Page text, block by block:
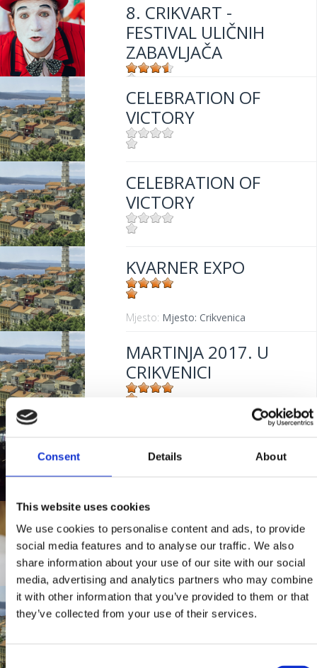
Consent Details About
This website uses cookies
We use cookies to personalise content and ads, to provide
social media features and to analyse our traffic. We also
share information about your use of our site with our social
media, advertising and analytics partners who may combine
it with other information that you’ve provided to them or that
they’ve collected from your use of their services.
Consent
Mjesto:Mjesto: Crikvenica
8. CRIKVART -
FESTIVAL ULIČNIH
ZABAVLJAČA
Mjesto:Mjesto: Crikvenica
CELEBRATION OF
VICTORY
CELEBRATION OF
VICTORY
KVARNER EXPO
Mjesto: Mjesto: Crikvenica
MARTINJA 2017. U
CRIKVENICI
VEČERI U CRIKVENICI
Mjesto:
COVID-19 TESTING
FOR GUESTS
BEFORE DEPARTURE
FROM CRIKVENICA
RIVIERA
4. "SUMMER IN
ADRIA MUSIC